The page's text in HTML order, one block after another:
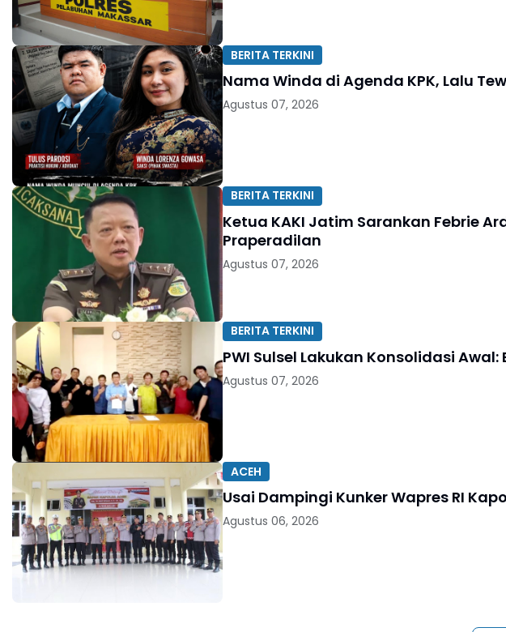
BERITA TERKINI
Nama Winda di Agenda KPK, Lalu
Agustus 07, 2026
BERITA TERKINI
Ketua KAKI Jatim Sarankan Febrie
Praperadilan
Agustus 07, 2026
BERITA TERKINI
PWI Sulsel Lakukan Konsolidasi
Agustus 07, 2026
ACEH
Usai Dampingi Kunker Wapres RI
Agustus 06, 2026